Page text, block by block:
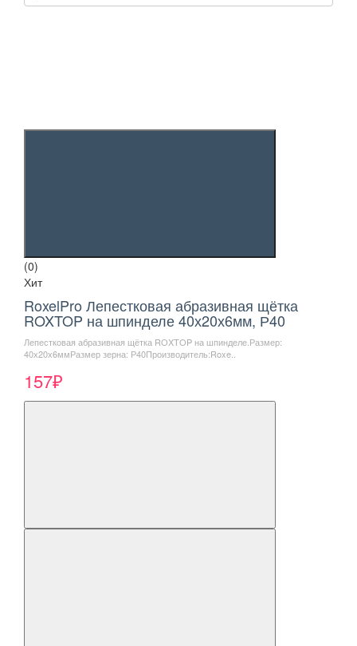
(0)
Хит
RoxelPro Лепестковая абразивная щётка
ROXTOP на шпинделе 40х20х6мм, Р40
Лепестковая абразивная щётка ROXTOP на шпинделе.Размер:
40х20х6ммРазмер зерна: Р40Производитель:Roxe..
157₽